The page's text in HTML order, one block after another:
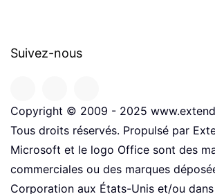
Suivez-nous
Copyright © 2009 - 2025
Tous droits réservés. Propulsé par
Microsoft et le logo Office sont des
commerciales ou des marques
Corporation aux États-Unis et/ou